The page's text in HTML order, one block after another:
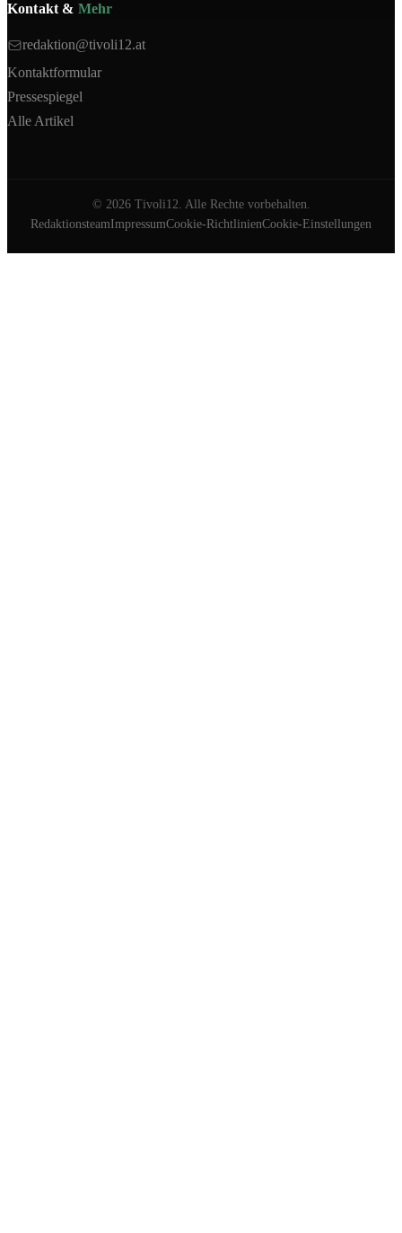
Kontakt & Mehr
redaktion@tivoli12.at
Kontaktformular
Pressespiegel
Alle Artikel
© 2026Tivoli12. Alle Rechte vorbehalten.
RedaktionsteamImpressumCookie-RichtlinienCookie-Einstellungen